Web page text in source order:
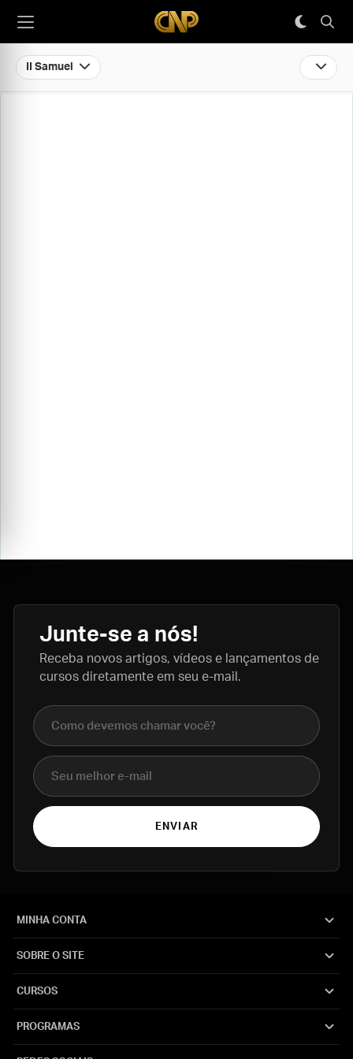
II Samuel
Junte-se a nós!
Receba novos artigos, vídeos e lançamentos de
cursos diretamente em seu e-mail.
Nome completo
E-mail
ENVIAR
MINHA CONTA
SOBRE O SITE
CURSOS
PROGRAMAS